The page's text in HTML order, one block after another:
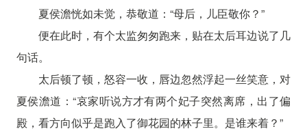
夏侯澹恍如未觉，恭敬道：“母后，儿臣敬你？”
便在此时，有个太监匆匆跑来，贴在太后耳边说了几
句话。
太后顿了顿，怒容一收，唇边忽然浮起一丝笑意，对
夏侯澹道：“哀家听说方才有两个妃子突然离席，出了偏
殿，看方向似乎是跑入了御花园的林子里。是谁来着？”